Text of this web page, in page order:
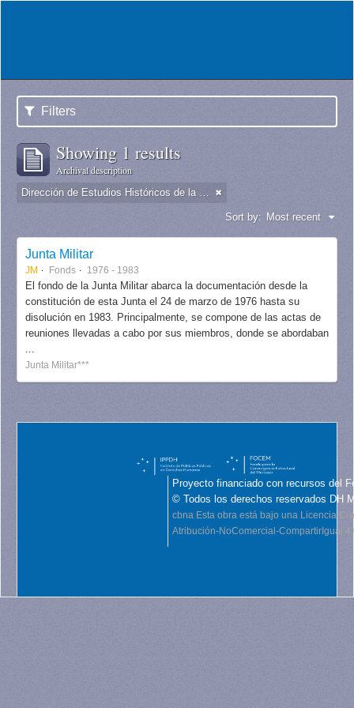
Filters
Showing 1 results
Archival description
Dirección de Estudios Históricos de la Fuerza Aérea
Sort by: Most recent
Junta Militar
JM Fonds 1976 - 1983
El fondo de la Junta Militar abarca la documentación desde la
constitución de esta Junta el 24 de marzo de 1976 hasta su
disolución en 1983. Principalmente, se compone de las actas de
reuniones llevadas a cabo por sus miembros, donde se abordaban
...
Junta Militar***
Proyecto financiado con recursos del
© Todos los derechos reservados DH
cbna Esta obra está bajo una Licencia
Atribución-NoComercial-CompartirIgual